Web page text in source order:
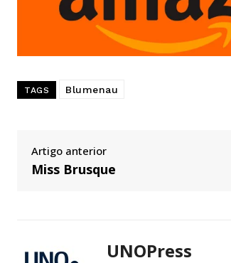
TAGS Blumenau
Artigo anterior
Miss Brusque
UNOPress